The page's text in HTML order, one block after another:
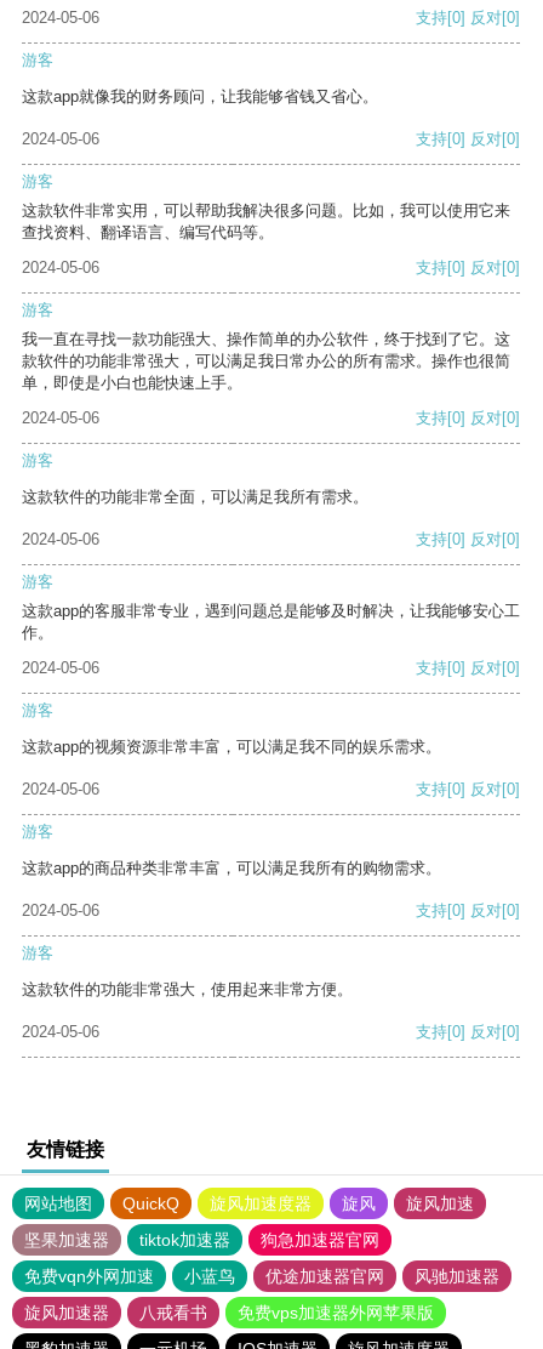
2024-05-06 支持[0] 反对[0]
游客
这款app就像我的财务顾问，让我能够省钱又省心。
2024-05-06 支持[0] 反对[0]
游客
这款软件非常实用，可以帮助我解决很多问题。比如，我可以使用它来
查找资料、翻译语言、编写代码等。
2024-05-06
支持[0] 反对[0]
游客
我一直在寻找一款功能强大、操作简单的办公软件，终于找到了它。这
款软件的功能非常强大，可以满足我日常办公的所有需求。操作也很简
单，即使是小白也能快速上手。
2024-05-06
支持[0] 反对[0]
游客
这款软件的功能非常全面，可以满足我所有需求。
2024-05-06 支持[0] 反对[0]
游客
这款app的客服非常专业，遇到问题总是能够及时解决，让我能够安心工
作。
2024-05-06
支持[0] 反对[0]
游客
这款app的视频资源非常丰富，可以满足我不同的娱乐需求。
2024-05-06 支持[0] 反对[0]
游客
这款app的商品种类非常丰富，可以满足我所有的购物需求。
2024-05-06 支持[0] 反对[0]
游客
这款软件的功能非常强大，使用起来非常方便。
2024-05-06 支持[0] 反对[0]
友情链接
网站地图 QuickQ 旋风加速度器 旋风
旋风加速
坚果加速器
tiktok加速器
狗急加速器官网
免费vqn外网加速
小蓝鸟 优途加速器官网
风驰加速器
旋风加速器
八戒看书
免费vps加速器外网苹果版